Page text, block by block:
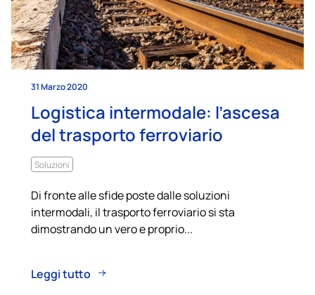
31 Marzo 2020
Logistica intermodale: l’ascesa
del trasporto ferroviario
Soluzioni
Di fronte alle sfide poste dalle soluzioni
intermodali, il trasporto ferroviario si sta
dimostrando un vero e proprio...
Leggi tutto